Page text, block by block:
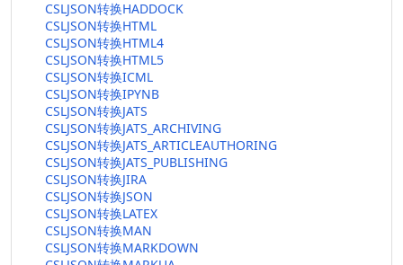
CSLJSON转换HADDOCK
CSLJSON转换HTML
CSLJSON转换HTML4
CSLJSON转换HTML5
CSLJSON转换ICML
CSLJSON转换IPYNB
CSLJSON转换JATS
CSLJSON转换JATS_ARCHIVING
CSLJSON转换JATS_ARTICLEAUTHORING
CSLJSON转换JATS_PUBLISHING
CSLJSON转换JIRA
CSLJSON转换JSON
CSLJSON转换LATEX
CSLJSON转换MAN
CSLJSON转换MARKDOWN